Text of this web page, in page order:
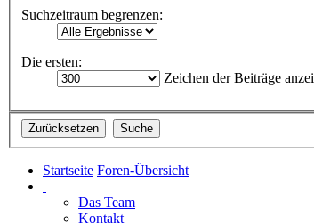
Suchzeitraum begrenzen:
Die ersten:
Zeichen der Beiträge
Startseite Foren-Übersicht
Das Team
Kontakt